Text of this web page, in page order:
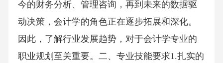
今的财务分析、管理咨询，再到未来的数据驱
动决策，会计学的角色正在逐步拓展和深化。
因此，了解行业发展趋势，对于会计学专业的
职业规划至关重要。二、专业技能要求1.扎实的